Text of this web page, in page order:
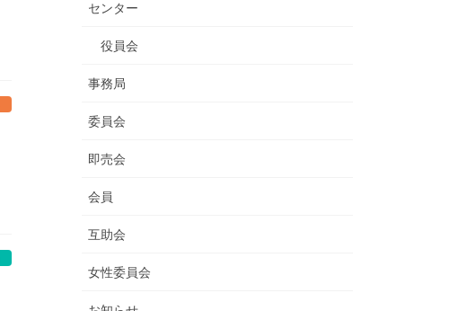
センター
役員会
事務局
委員会
即売会
会員
互助会
女性委員会